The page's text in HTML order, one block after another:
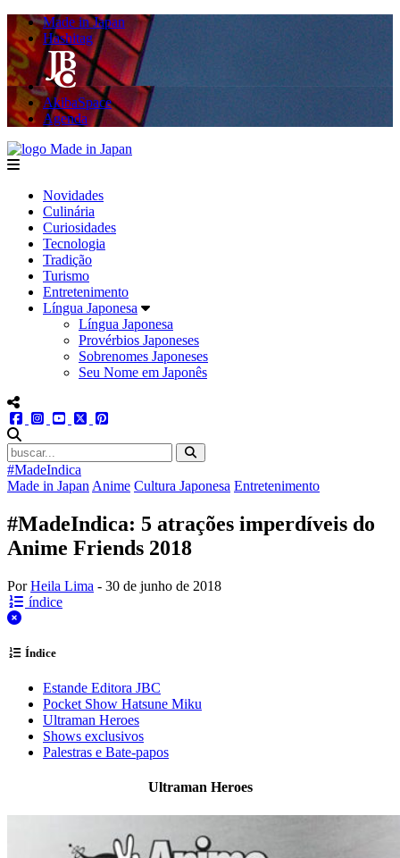
Made in Japan
Hashitag
AkibaSpace
Agenda
menu
Novidades
Culinária
Curiosidades
Tecnologia
Tradição
Turismo
Entretenimento
Língua Japonesa
Língua Japonesa
Provérbios Japoneses
Sobrenomes Japoneses
Seu Nome em Japonês
menu redes social
facebookinstagram
youtube
twitter
#MadeIndica
Made in Japan Anime Cultura Japonesa Entretenimento
#MadeIndica: 5 atrações imperdíveis do
Anime Friends 2018
PorHeila Lima - 30 de junho de 2018
índice
fechar
Índice
Estande Editora JBC
Pocket Show Hatsune Miku
Ultraman Heroes
Shows exclusivos
Palestras e Bate-papos
Ultraman Heroes